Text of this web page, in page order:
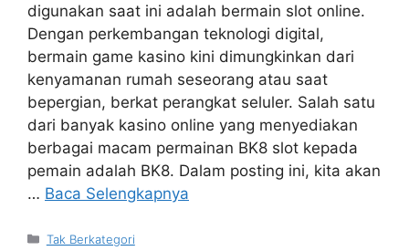
digunakan saat ini adalah bermain slot online.
Dengan perkembangan teknologi digital,
bermain game kasino kini dimungkinkan dari
kenyamanan rumah seseorang atau saat
bepergian, berkat perangkat seluler. Salah satu
dari banyak kasino online yang menyediakan
berbagai macam permainan BK8 slot kepada
pemain adalah BK8. Dalam posting ini, kita akan
… Baca Selengkapnya
Kategori
Tak Berkategori